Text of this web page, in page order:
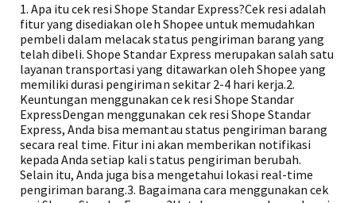
1. Apa itu cek resi Shope Standar Express?Cek resi adalah
fitur yang disediakan oleh Shopee untuk memudahkan
pembeli dalam melacak status pengiriman barang yang
telah dibeli. Shope Standar Express merupakan salah satu
layanan transportasi yang ditawarkan oleh Shopee yang
memiliki durasi pengiriman sekitar 2-4 hari kerja.2.
Keuntungan menggunakan cek resi Shope Standar
ExpressDengan menggunakan cek resi Shope Standar
Express, Anda bisa memantau status pengiriman barang
secara real time. Fitur ini akan memberikan notifikasi
kepada Anda setiap kali status pengiriman berubah.
Selain itu, Anda juga bisa mengetahui lokasi real-time
pengiriman barang.3. Bagaimana cara menggunakan cek